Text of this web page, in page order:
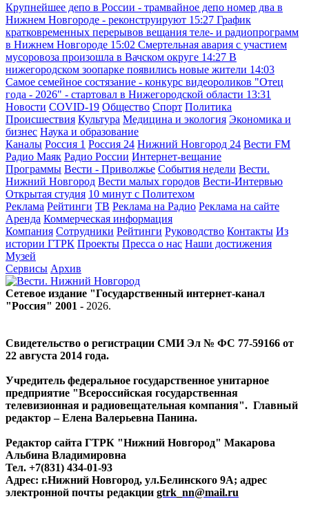
Крупнейшее депо в России - трамвайное депо номер два в
Нижнем Новгороде - реконструируют 15:27 График
кратковременных перерывов вещания теле- и радиопрограмм
в Нижнем Новгороде 15:02 Смертельная авария с участием
мусоровоза произошла в Вачском округе 14:27 В
нижегородском зоопарке появились новые жители 14:03
Самое семейное состязание - конкурс видеороликов "Отец
года - 2026" - стартовал в Нижегородской области 13:31
Новости COVID-19 Общество Спорт Политика
Происшествия Культура Медицина и экология Экономика и
бизнес Наука и образование
Каналы Россия 1 Россия 24 Нижний Новгород 24 Вести FM
Радио Маяк Радио России Интернет-вещание
Программы Вести - Приволжье События недели Вести.
Нижний Новгород Вести малых городов Вести-Интервью
Открытая студия 10 минут с Политехом
Реклама Рейтинги ТВ Реклама на Радио Реклама на сайте
Аренда Коммерческая информация
Компания Сотрудники Рейтинги Руководство Контакты Из
истории ГТРК Проекты Пресса о нас Наши достижения
Музей
Сервисы Архив
Сетевое издание "Государственный интернет-канал
"Россия" 2001 - 2026.
Свидетельство о регистрации СМИ Эл № ФС 77-59166 от
22 августа 2014 года.
Учредитель федеральное государственное унитарное
предприятие "Всероссийская государственная
телевизионная и радиовещательная компания". Главный
редактор – Елена Валерьевна Панина.
Редактор сайта ГТРК "Нижний Новгород" Макарова
Альбина Владимировна
Тел. +7(831) 434-01-93
Адрес: г.Нижний Новгород, ул.Белинского 9А; адрес
электронной почты редакции gtrk_nn@mail.ru